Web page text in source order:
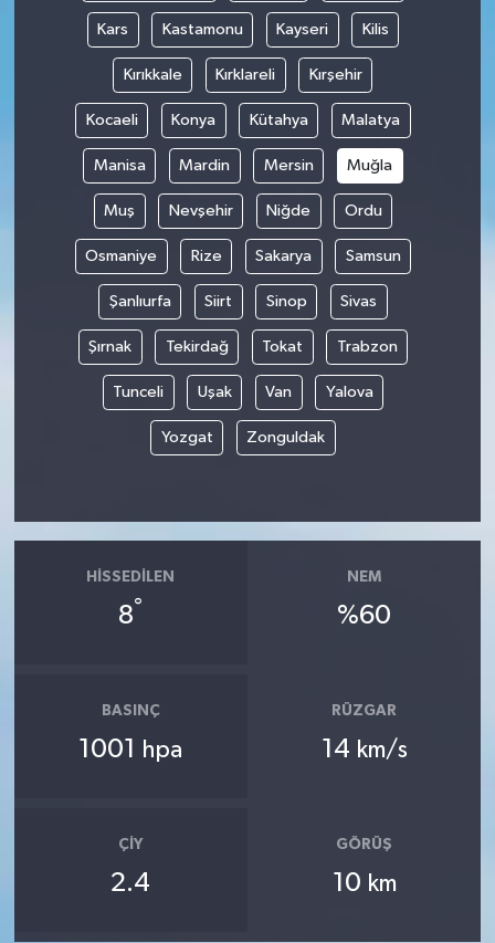
Kars Kastamonu Kayseri Kilis
Kırıkkale Kırklareli Kırşehir
Kocaeli Konya Kütahya Malatya
Manisa Mardin Mersin Muğla
Muş Nevşehir Niğde Ordu
Osmaniye Rize Sakarya Samsun
Şanlıurfa Siirt Sinop Sivas
Şırnak Tekirdağ Tokat Trabzon
Tunceli Uşak Van Yalova
Yozgat Zonguldak
HISSEDILEN
8°
NEM
%60
BASINÇ
1001 hpa
RÜZGAR
14 km/s
ÇIY
2.4
GÖRÜŞ
10 km